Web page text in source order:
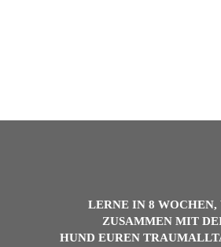
LERNE IN 8 WOCHEN,
ZUSAMMEN MIT
HUND EUREN